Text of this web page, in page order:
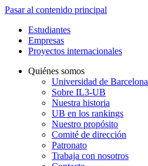
Pasar al contenido principal
Estudiantes
Empresas
Proyectos internacionales
Quiénes somos
Universidad de Barcelona
Sobre IL3-UB
Nuestra historia
UB en los rankings
Nuestro propósito
Comité de dirección
Patronato
Trabaja con nosotros